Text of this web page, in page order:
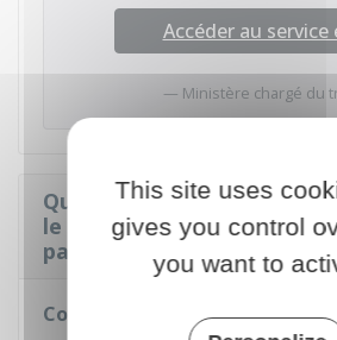
Accéder au service
Ministère chargé du
Quelle est la situation du
le congé parental
partiel ?
Conséquences sur le contrat
This site uses
gives you control
you want to